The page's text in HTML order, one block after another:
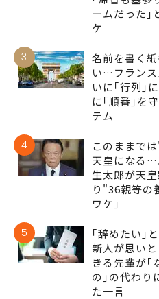
ームだった｣
ケ
3
名前を書く
い…フランス
いに｢行列｣
に｢順番｣を
テム
4
このままで
天皇になる…
生太郎が天
り"36親等の
ワケ｣
5
｢辞めたい｣
新人が思い
きる先輩が｢
の｣の代わり
た一言